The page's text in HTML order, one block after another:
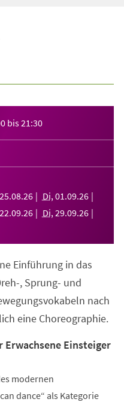
bis21:30
25.08.26 Di, 01 .09.26
22.09.26 Di, 29.09.26
Einführung in das
, Sprung- und
nach
eine Choreographie.
Erwachsene Einsteiger
modernen
dance“ als Kategorie